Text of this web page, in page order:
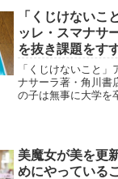
「くじけないこ
ッレ・スマナサ
を抜き課題をす
「くじけないこと
ナサーラ著・角川書
の子は無事に大学を
っていけるかしら」
安。な...
美魔女が美を更
めにやっている